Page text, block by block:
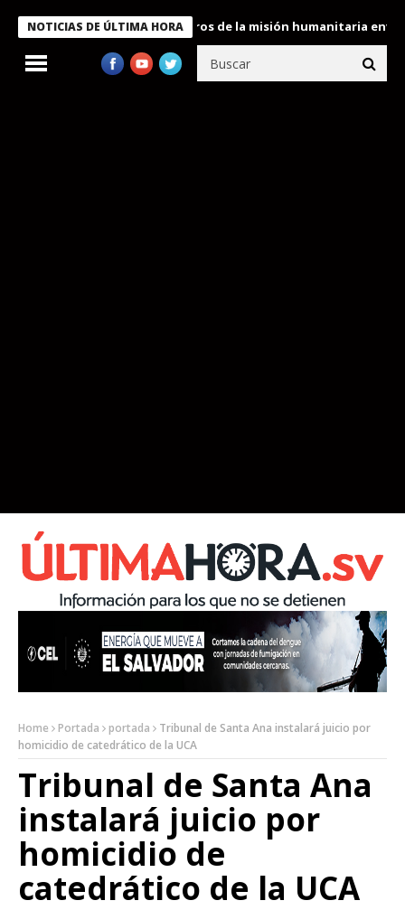
NOTICIAS DE ÚLTIMA HORA
condecora a miembros de la misión humanitaria enviada a
Home Portada portada
Tribunal de Santa Ana instalará juicio por
homicidio de catedrático de la UCA
Tribunal de Santa Ana
instalará juicio por
homicidio de
catedrático de la UCA